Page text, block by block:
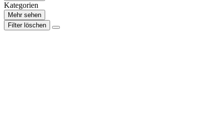
Kategorien
Mehr sehen
Filter löschen